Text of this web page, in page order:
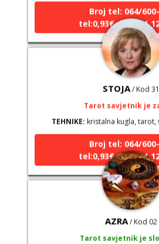
Broj tel: 064/
tel:0,93€ -
STOJA / Kod 31
Tarot savjetnik je
TEHNIKE: kristalna kugla, tarot,
Broj tel: 064/
tel:0,93€ -
AZRA / Kod 02
Tarot savjetnik je